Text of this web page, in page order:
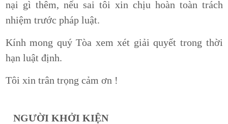
nại gì thêm, nếu sai tôi xin chịu hoàn toàn trách
nhiệm trước pháp luật.
Kính mong quý Tòa xem xét giải quyết trong thời
hạn luật định.
Tôi xin trân trọng cảm ơn !
NGƯỜI KHỞI KIỆN